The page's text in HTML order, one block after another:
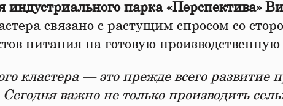
индустриального парка «Перспектива»
связано с растущим спросом со
питания на готовую
кластера — это прежде всего
важно не только производить